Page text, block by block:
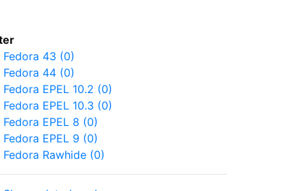
Fedora 43 (0)
Fedora 44 (0)
Fedora EPEL 10.2 (0)
Fedora EPEL 10.3 (0)
Fedora EPEL 8 (0)
Fedora EPEL 9 (0)
Fedora Rawhide (0)